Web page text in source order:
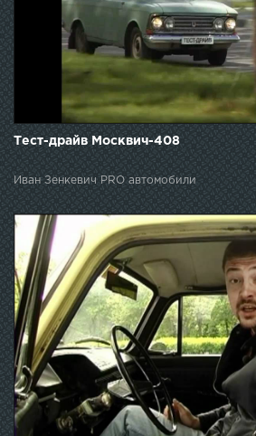
Тест-драйв Москвич-408
Иван Зенкевич PRO автомобили